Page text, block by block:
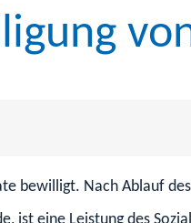
bewilligt. Nach Ablauf
ist eine Leistung des